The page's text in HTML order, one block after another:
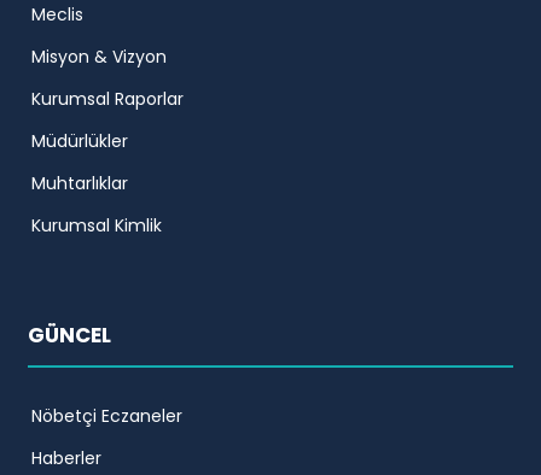
Meclis
Misyon & Vizyon
Kurumsal Raporlar
Müdürlükler
Muhtarlıklar
Kurumsal Kimlik
GÜNCEL
Nöbetçi Eczaneler
Haberler